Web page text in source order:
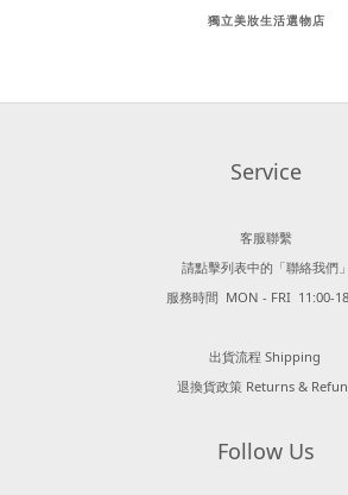
獨立美妝生活選物店
Service
客服聯繫
請點擊列表中的「聯絡我們」
服務時間 MON - FRI 11:00-
出貨流程 Shipping
退換貨政策 Returns &
Follow Us